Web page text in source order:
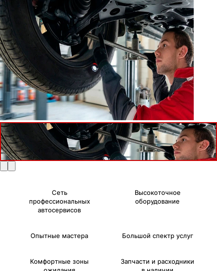
Сеть
профессиональных
автосервисов
Высокоточное
оборудование
Опытные мастера Большой спектр услуг
Комфортные зоны
Запчасти и расходники